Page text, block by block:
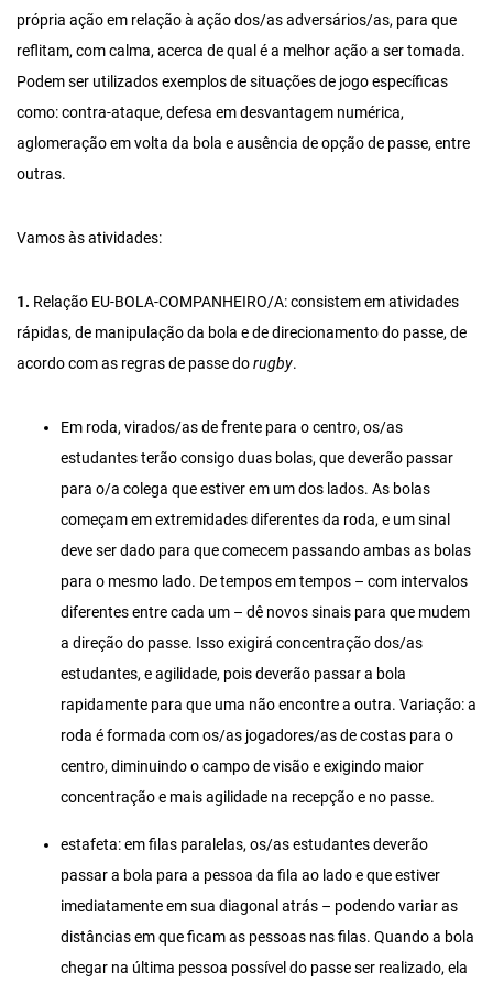
própria ação em relação à ação dos/as adversários/as, para que
reflitam, com calma, acerca de qual é a melhor ação a ser tomada.
Podem ser utilizados exemplos de situações de jogo específicas
como: contra-ataque, defesa em desvantagem numérica,
aglomeração em volta da bola e ausência de opção de passe, entre
outras.
Vamos às atividades:
1. Relação EU-BOLA-COMPANHEIRO/A: consistem em atividades
rápidas, de manipulação da bola e de direcionamento do passe, de
acordo com as regras de passe dorugby.
Em roda, virados/as de frente para o centro, os/as
estudantes terão consigo duas bolas, que deverão passar
para o/a colega que estiver em um dos lados. As bolas
começam em extremidades diferentes da roda, e um sinal
deve ser dado para que comecem passando ambas as bolas
para o mesmo lado. De tempos em tempos – com intervalos
diferentes entre cada um – dê novos sinais para que mudem
a direção do passe. Isso exigirá concentração dos/as
estudantes, e agilidade, pois deverão passar a bola
rapidamente para que uma não encontre a outra. Variação: a
roda é formada com os/as jogadores/as de costas para o
centro, diminuindo o campo de visão e exigindo maior
concentração e mais agilidade na recepção e no passe.
estafeta: em filas paralelas, os/as estudantes deverão
passar a bola para a pessoa da fila ao lado e que estiver
imediatamente em sua diagonal atrás – podendo variar as
distâncias em que ficam as pessoas nas filas. Quando a bola
chegar na última pessoa possível do passe ser realizado, ela